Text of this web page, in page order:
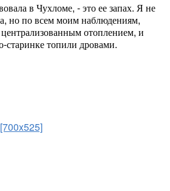
в Чухломе, - это ее запах. Я не
но по всем моим наблюдениям,
отоплением, и
топили дровами.
[700x525]